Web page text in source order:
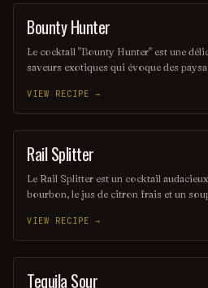
COCKTAIL
Bounty Hunter
Le cocktail "Bounty Hunter" est une
saveurs exotiques qui évoque des
expérience rafraîchissante et
de cocktails d'été. Sa présentation
font un véritable trésor à découvrir.
VIEW RECIPE →
COCKTAIL
Rail Splitter
Le Rail Splitter est un cocktail
bourbon, le jus de citron frais et un
évoquant les saveurs rustiques du
amateurs de cocktails classiques
papilles.
VIEW RECIPE →
ORDINARY DRINK
Tequila Sour